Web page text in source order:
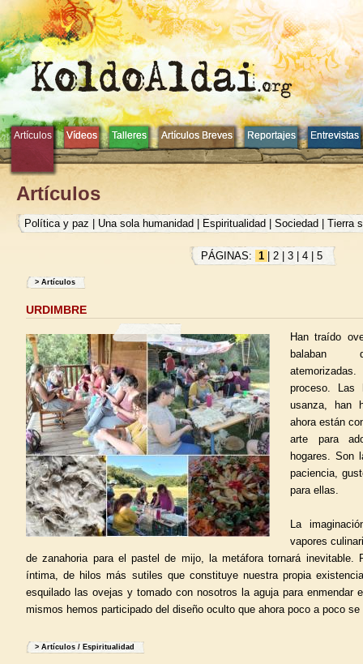
Artículos Vídeos Talleres Artículos Breves Reportajes Entrevistas
Artículos Vídeos Talleres Artículos Breves Reportajes Entrevistas
Artículos
Política y paz Una sola humanidad Espiritualidad Sociedad Tierra
PÁGINAS: 1 2 3 4 5
> Artículos
URDIMBRE
Han traído
balaban
proceso. Las
usanza, han
ahora están
arte para
hogares. Son
paciencia,
para ellas.
La
vapores
de zanahoria para el pastel de mijo, la metáfora tornará inevitable.
íntima, de hilos más sutiles que constituye nuestra propia
esquilado las ovejas y tomado con nosotros la aguja para enmendar
mismos hemos participado del diseño oculto que ahora poco a poco
> Artículos / Espiritualidad